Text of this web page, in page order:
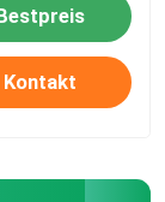
Kontakt